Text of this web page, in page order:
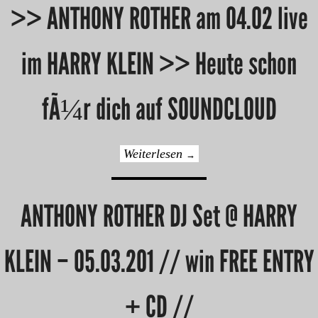
>> ANTHONY ROTHER am 04.02 live
im HARRY KLEIN >> Heute schon
fÃ¼r dich auf SOUNDCLOUD
Weiterlesen →
ANTHONY ROTHER DJ Set @ HARRY
KLEIN – 05.03.201 // win FREE ENTRY
+ CD //